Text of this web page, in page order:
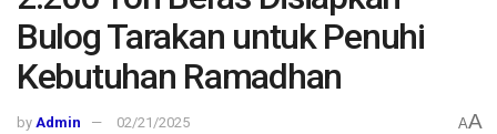
Bulog Tarakan untuk Penuhi
Kebutuhan Ramadhan
by Admin 02/21/2025 AA